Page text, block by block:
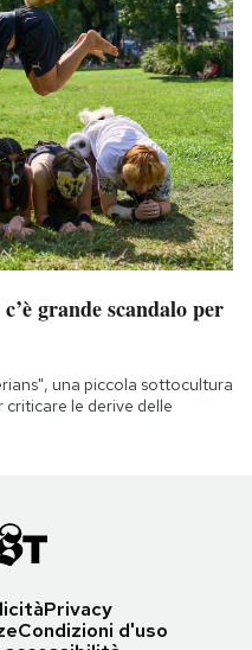
grande scandalo per
una piccola sottocultura
criticare le derive delle
Privacy
Condizioni d'uso